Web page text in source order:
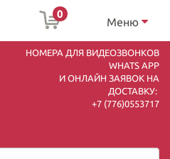
0
Меню
НОМЕРА ДЛЯ ВИДЕОЗВОНКОВ
WHATS APP
И ОНЛАЙН ЗАЯВОК НА
ДОСТАВКУ:
+7 (776)0553717